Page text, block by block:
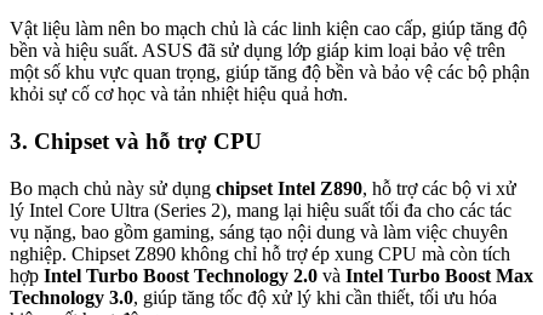
Vật liệu làm nên bo mạch chủ là các linh kiện cao cấp, giúp tăng độ
bền và hiệu suất. ASUS đã sử dụng lớp giáp kim loại bảo vệ trên
một số khu vực quan trọng, giúp tăng độ bền và bảo vệ các bộ phận
khỏi sự cố cơ học và tản nhiệt hiệu quả hơn.
3. Chipset và hỗ trợ CPU
Bo mạch chủ này sử dụng chipset Intel Z890, hỗ trợ các bộ vi xử
lý Intel Core Ultra (Series 2), mang lại hiệu suất tối đa cho các tác
vụ nặng, bao gồm gaming, sáng tạo nội dung và làm việc chuyên
nghiệp. Chipset Z890 không chỉ hỗ trợ ép xung CPU mà còn tích
hợp Intel Turbo Boost Technology 2.0 và Intel Turbo Boost Max
Technology 3.0, giúp tăng tốc độ xử lý khi cần thiết, tối ưu hóa